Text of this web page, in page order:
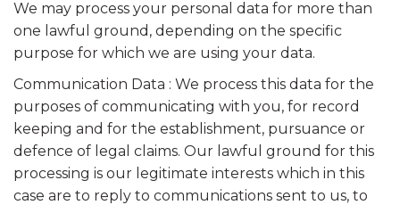
We may process your personal data for more than
one lawful ground, depending on the specific
purpose for which we are using your data.
Communication Data : We process this data for the
purposes of communicating with you, for record
keeping and for the establishment, pursuance or
defence of legal claims. Our lawful ground for this
processing is our legitimate interests which in this
case are to reply to communications sent to us, to